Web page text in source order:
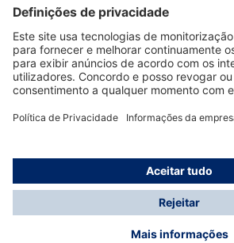
Utilização da loja
Informações
© Dräger Portugal, Lda, 2024
* Todos os preços excl. IVA mais
possíveis taxas de entrega, se não